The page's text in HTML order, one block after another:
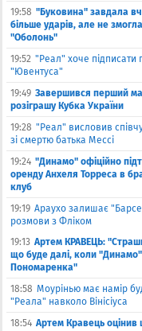
19:58 "Буковина" завдала
більше ударів, але не
"Оболонь"
19:52 "Реал" хоче підписати
"Ювентуса"
19:49 Завершився перший
розіграшу Кубка України
19:28 "Реал" висловив
зі смертю батька Мессі
19:24 "Динамо" офіційно
оренду Анхеля Торреса в
клуб
19:19 Араухо залишає
розмови з Фліком
19:13 Артем КРАВЕЦЬ:
що буде далі, коли
Пономаренка"
18:58 Моурінью має намір
"Реала" навколо Вінісіуса
18:54 Артем Кравець оцінив